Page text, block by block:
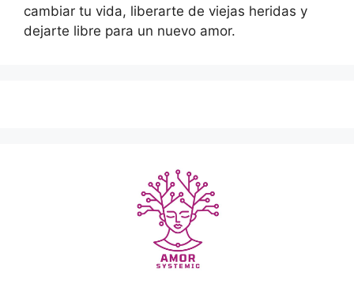
cambiar tu vida, liberarte de viejas heridas y
dejarte libre para un nuevo amor.